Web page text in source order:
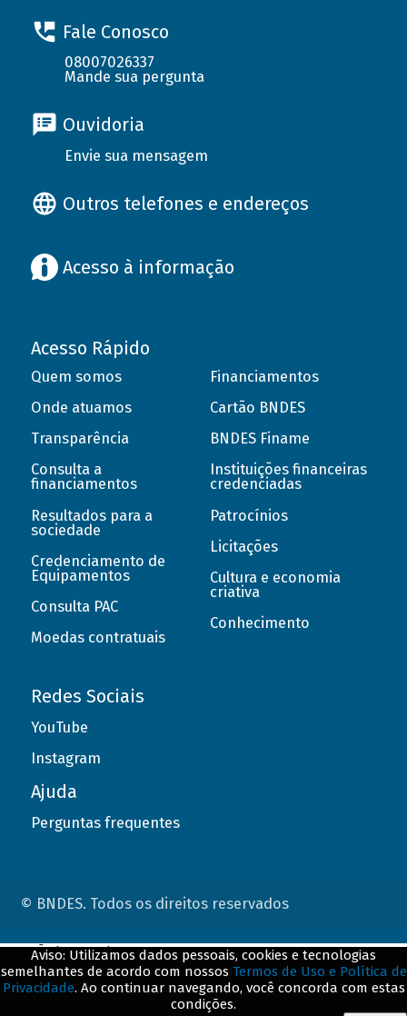
Fale Conosco
08007026337
Mande sua pergunta
Ouvidoria
Envie sua mensagem
Outros telefones e endereços
Acesso à informação
Acesso Rápido
Quem somos
Onde atuamos
Transparência
Consulta a
financiamentos
Resultados para a
sociedade
Credenciamento de
Equipamentos
Consulta PAC
Moedas contratuais
Financiamentos
Cartão BNDES
BNDES Finame
Instituições financeiras
credenciadas
Patrocínios
Licitações
Cultura e economia
criativa
Conhecimento
Redes Sociais
YouTube
Instagram
Ajuda
Perguntas frequentes
© BNDES. Todos os direitos reservados
Aviso: Utilizamos dados pessoais, cookies e tecnologias
semelhantes de acordo com nossos Termos de Uso e Política de
Privacidade. Ao continuar navegando, você concorda com estas
condições.
ConteÃºdo complementar
${title}${badge}